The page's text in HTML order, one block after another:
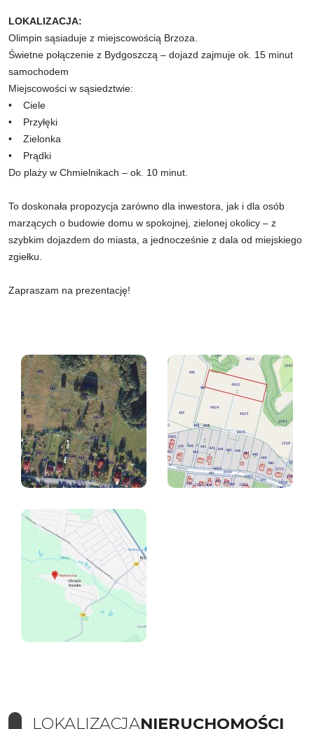
LOKALIZACJA:
Olimpin sąsiaduje z miejscowością Brzoza.
Świetne połączenie z Bydgoszczą – dojazd zajmuje ok. 15 minut
samochodem
Miejscowości w sąsiedztwie:
• Ciele
• Przyłęki
• Zielonka
• Prądki
Do plaży w Chmielnikach – ok. 10 minut.
To doskonała propozycja zarówno dla inwestora, jak i dla osób
marzących o budowie domu w spokojnej, zielonej okolicy – z
szybkim dojazdem do miasta, a jednocześnie z dala od miejskiego
zgiełku.
Zapraszam na prezentację!
LOKALIZACJANIERUCHOMOŚCI